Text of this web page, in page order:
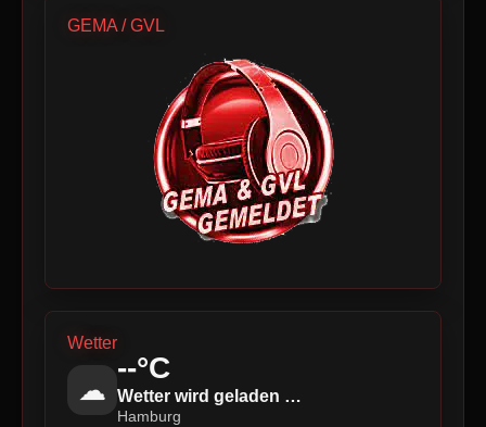
GEMA / GVL
Wetter
☁
--°C
Wetter wird geladen …
Hamburg